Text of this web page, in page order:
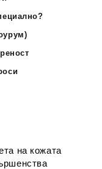
на кожата